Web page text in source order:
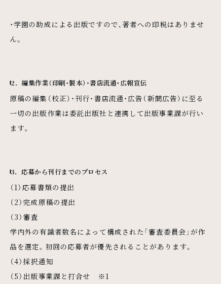
・学園の助成による出版ですので、著者への印税はありませ
ん。
2．編集作業（印刷・製本）・書店流通・広報宣伝
原稿の編集（校正）・刊行・書店流通・広告（新聞広告）に至る
一切の出版作業は委託出版社と連携して出版事業課が行い
ます。
3．応募から刊行までのプロセス
（1）応募書類の提出
（2）完成原稿の提出
（3）審査
学内外の有識者数名によって構成された「審査委員会」が作
品を選定。初回の応募者が優先されることがあります。
（4）採択通知
（5）出版事業課と打合せ ※1